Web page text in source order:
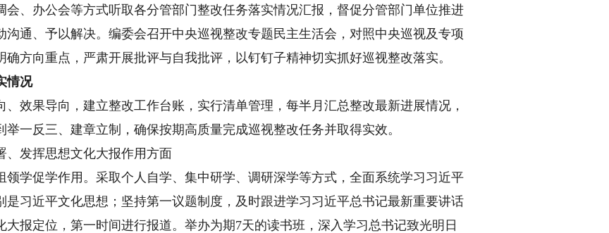
、办公会等方式听取各分管部门整改任务落实情况汇报，督促分管部门单位推进
通、予以解决。编委会召开中央巡视整改专题民主生活会，对照中央巡视及专项
方向重点，严肃开展批评与自我批评，以钉钉子精神切实抓好巡视整改落实。
情况
果导向，建立整改工作台账，实行清单管理，每半月汇总整改最新进展情况，
一反三、建章立制，确保按期高质量完成巡视整改任务并取得实效。
发挥思想文化大报作用方面
促学作用。采取个人自学、集中研学、调研深学等方式，全面系统学习习近平
是习近平文化思想；坚持第一议题制度，及时跟进学习习近平总书记最新重要讲话
报定位，第一时间进行报道。举办为期7天的读书班，深入学习总书记致光明日